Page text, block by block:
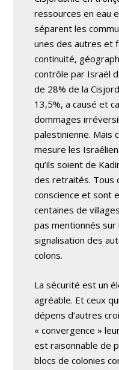
ressources en eau
séparent les
unes des autres et
continuité,
contrôle par Israël
de 28% de la
13,5%, a causé et
dommages
palestinienne. Mais
mesure les
qu’ils soient de
des retraités. Tous
conscience et sont
centaines de
pas mentionnés sur
signalisation des
colons.
La sécurité est un
agréable. Et ceux
dépens d’autres
« convergence »
est raisonnable de
blocs de colonies